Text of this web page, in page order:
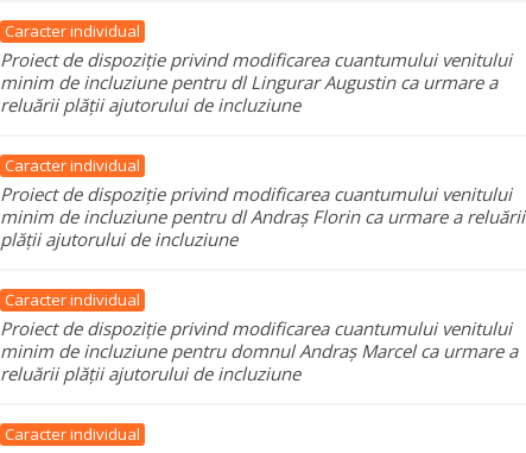
Caracter individual
Proiect de dispoziție privind modificarea cuantumului venitului
minim de incluziune pentru dl Lingurar Augustin ca urmare a
reluării plății ajutorului de incluziune
Caracter individual
Proiect de dispoziție privind modificarea cuantumului venitului
minim de incluziune pentru dl Andraș Florin ca urmare a reluării
plății ajutorului de incluziune
Caracter individual
Proiect de dispoziție privind modificarea cuantumului venitului
minim de incluziune pentru domnul Andraș Marcel ca urmare a
reluării plății ajutorului de incluziune
Caracter individual